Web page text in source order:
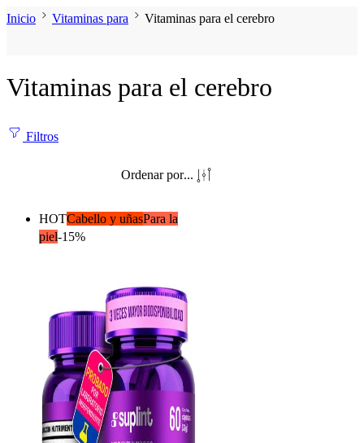
Inicio Vitaminas para Vitaminas para el cerebro
Vitaminas para el cerebro
Filtros
Ordenar por...
HOTCabello y uñasPara la
piel-15%